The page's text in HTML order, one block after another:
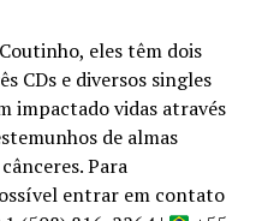
eles têm dois
CDs e diversos singles
impactado vidas através
de almas
Para
entrar em contato